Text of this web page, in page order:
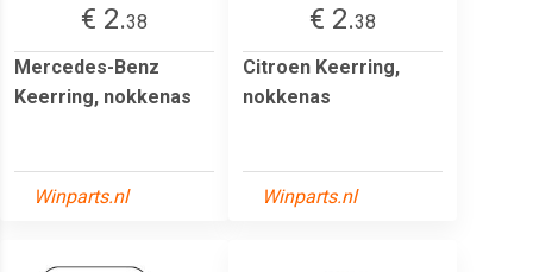
€ 2.38
Mercedes-Benz
Keerring, nokkenas
Winparts.nl
€ 2.38
Citroen Keerring,
nokkenas
Winparts.nl